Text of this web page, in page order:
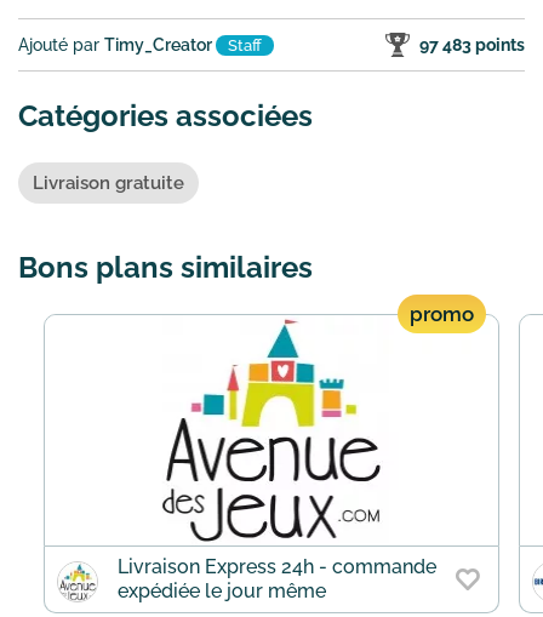
Ajouté par Timy_Creator Staff 97 483 points
Catégories associées
Livraison gratuite
Bons plans similaires
promo
Livraison Express 24h - commande
expédiée le jour même